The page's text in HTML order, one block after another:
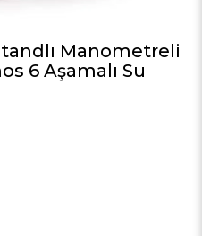
Manometreli
6 Aşamalı Su